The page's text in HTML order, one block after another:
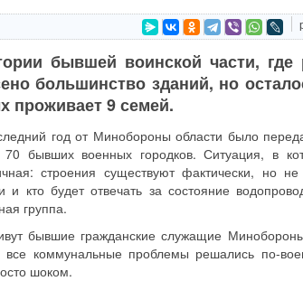
бывшей воинской части,
большинство зданий, но
проживает 9 семей.
год от Минобороны области было
бывших военных городков. Ситуация, в
строения существуют фактически, но
и кто будет отвечать за состояние
группа.
бывшие гражданские служащие
коммунальные проблемы решались по-
шоком.